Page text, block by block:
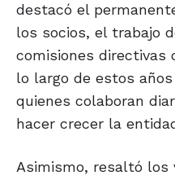
destacó el
los socios, el trabajo
comisiones directivas
lo largo de estos
quienes colaboran
hacer crecer la
Asimismo, resaltó los